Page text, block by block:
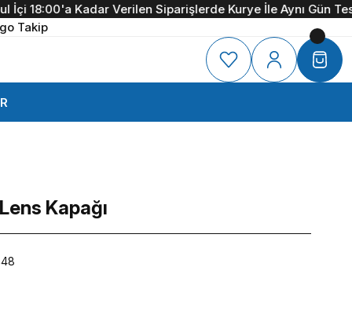
18:00'a Kadar Verilen Siparişlerde Kurye İle Aynı Gün
Takip
Kapağı